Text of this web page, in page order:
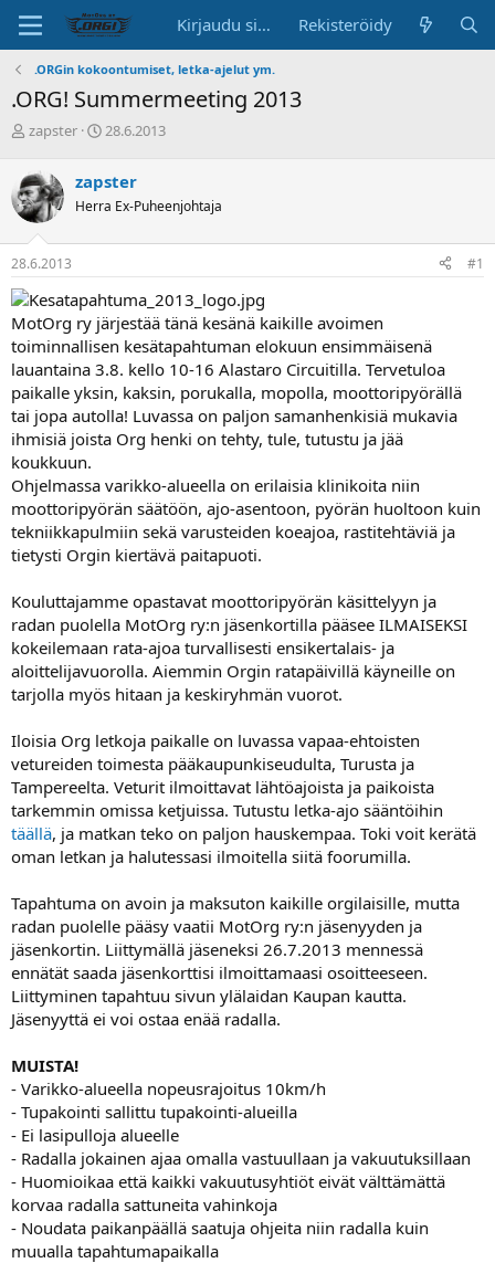
Kirjaudu sisään Rekisteröidy
.ORGin kokoontumiset, letka-ajelut ym.
.ORG! Summermeeting 2013
K
s
k
u
s
t
e
l
u
n
a
o
i
t
t
a
j
a
zapster
A
i
t
s
i
v
ä
28.6.2013
zapster
Herra Ex-Puheenjohtaja
28.6.2013 #1
MotOrg ry järjestää tänä kesänä kaikille avoimen
toiminnallisen kesätapahtuman elokuun ensimmäisenä
lauantaina 3.8. kello 10-16 Alastaro Circuitilla. Tervetuloa
paikalle yksin, kaksin, porukalla, mopolla, moottoripyörällä
tai jopa autolla! Luvassa on paljon samanhenkisiä mukavia
ihmisiä joista Org henki on tehty, tule, tutustu ja jää
koukkuun.
Ohjelmassa varikko-alueella on erilaisia klinikoita niin
moottoripyörän säätöön, ajo-asentoon, pyörän huoltoon kuin
tekniikkapulmiin sekä varusteiden koeajoa, rastitehtäviä ja
tietysti Orgin kiertävä paitapuoti.
Kouluttajamme opastavat moottoripyörän käsittelyyn ja
radan puolella MotOrg ry:n jäsenkortilla pääsee ILMAISEKSI
kokeilemaan rata-ajoa turvallisesti ensikertalais- ja
aloittelijavuorolla. Aiemmin Orgin ratapäivillä käyneille on
tarjolla myös hitaan ja keskiryhmän vuorot.
Iloisia Org letkoja paikalle on luvassa vapaa-ehtoisten
vetureiden toimesta pääkaupunkiseudulta, Turusta ja
Tampereelta. Veturit ilmoittavat lähtöajoista ja paikoista
tarkemmin omissa ketjuissa. Tutustu letka-ajo sääntöihin
täällä, ja matkan teko on paljon hauskempaa. Toki voit kerätä
oman letkan ja halutessasi ilmoitella siitä foorumilla.
Tapahtuma on avoin ja maksuton kaikille orgilaisille, mutta
radan puolelle pääsy vaatii MotOrg ry:n jäsenyyden ja
jäsenkortin. Liittymällä jäseneksi 26.7.2013 mennessä
ennätät saada jäsenkorttisi ilmoittamaasi osoitteeseen.
Liittyminen tapahtuu sivun ylälaidan Kaupan kautta.
Jäsenyyttä ei voi ostaa enää radalla.
MUISTA!
- Varikko-alueella nopeusrajoitus 10km/h
- Tupakointi sallittu tupakointi-alueilla
- Ei lasipulloja alueelle
- Radalla jokainen ajaa omalla vastuullaan ja vakuutuksillaan
- Huomioikaa että kaikki vakuutusyhtiöt eivät välttämättä
korvaa radalla sattuneita vahinkoja
- Noudata paikanpäällä saatuja ohjeita niin radalla kuin
muualla tapahtumapaikalla